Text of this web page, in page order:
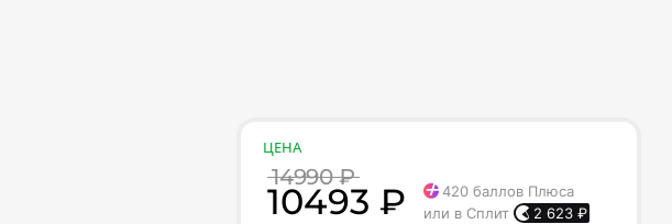
ЦЕНА
14990 ₽
10493 ₽ 420 баллов Плюса
или в Сплит
2 623 ₽